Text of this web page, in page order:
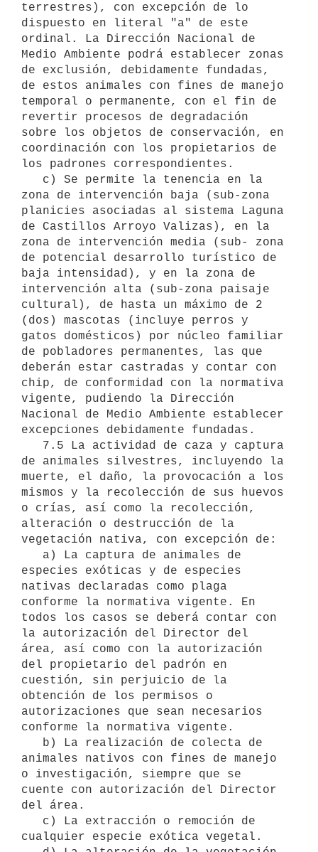
terrestres), con excepción de lo
dispuesto en literal "a" de este
ordinal. La Dirección Nacional de
Medio Ambiente podrá establecer zonas
de exclusión, debidamente fundadas,
de estos animales con fines de manejo
temporal o permanente, con el fin de
revertir procesos de degradación
sobre los objetos de conservación, en
coordinación con los propietarios de
los padrones correspondientes.
zona de intervención baja (sub-zona
planicies asociadas al sistema Laguna
de Castillos Arroyo Valizas), en la
zona de intervención media (sub- zona
de potencial desarrollo turístico de
baja intensidad), y en la zona de
intervención alta (sub-zona paisaje
cultural), de hasta un máximo de 2
(dos) mascotas (incluye perros y
gatos domésticos) por núcleo familiar
de pobladores permanentes, las que
deberán estar castradas y contar con
chip, de conformidad con la normativa
vigente, pudiendo la Dirección
Nacional de Medio Ambiente establecer
excepciones debidamente fundadas.
de animales silvestres, incluyendo la
muerte, el daño, la provocación a los
mismos y la recolección de sus huevos
o crías, así como la recolección,
alteración o destrucción de la
vegetación nativa, con excepción de:
especies exóticas y de especies
nativas declaradas como plaga
conforme la normativa vigente. En
todos los casos se deberá contar con
la autorización del Director del
área, así como con la autorización
del propietario del padrón en
cuestión, sin perjuicio de la
obtención de los permisos o
autorizaciones que sean necesarios
conforme la normativa vigente.
animales nativos con fines de manejo
o investigación, siempre que se
cuente con autorización del Director
del área.
cualquier especie exótica vegetal.